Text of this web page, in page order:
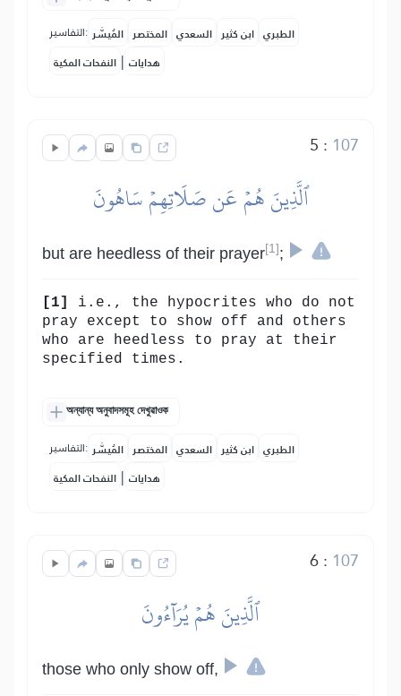
التفاسير: المُيسَّر المختصر السعدي ابن كثير الطبري
النفحات المكية | هدايات
5 : 107
ٱلَّذِينَ هُمۡ عَن صَلَاتِهِمۡ سَاهُونَ
but are heedless of their prayer[1] ;
[1]
i.e., the hypocrites who do not
pray except to show off and others
who are heedless to pray at their
specified times.
অন্যান্য অনুবাদসমূহ দেখুৱাওক
التفاسير: المُيسَّر المختصر السعدي ابن كثير الطبري
النفحات المكية | هدايات
6: 107
ٱلَّذِينَ هُمۡ يُرَآءُونَ
those who only show off,